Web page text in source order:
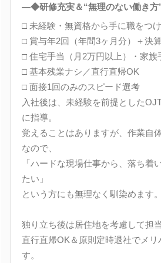
―◆研修充実＆“無理のない働き方
□ 未経験・無資格から手に職をつ
□ 賞与年2回（年間3ヶ月分）＋決
□ 住宅手当（月2万円以上）・家族
□ 基本残業ナシ／直行直帰OK
□ 面接1回のみのスピード選考
入社後は、未経験を前提とした
に指導。
覚えることはありますが、作業自
なので、
「ハードな現場仕事から、落ち着
たい」
という方にも無理なく馴染めます。
独り立ち後は居住地を考慮して担
直行直帰OK＆原則定時退社でメリ
す。